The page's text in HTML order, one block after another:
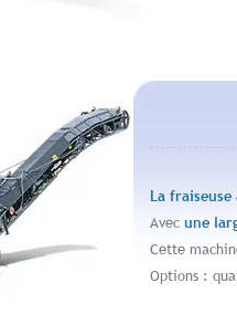
La
Avec une
Cette
Options :